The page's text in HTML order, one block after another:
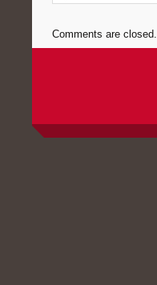
Comments are closed.